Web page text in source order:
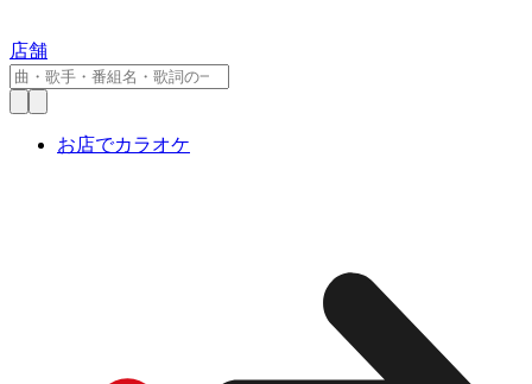
店舗
お店でカラオケ